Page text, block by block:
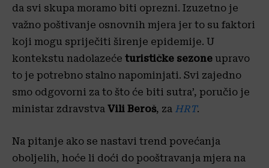
da svi skupa moramo biti oprezni. Izuzetno je
važno poštivanje osnovnih mjera jer to su faktori
koji mogu spriječiti širenje epidemije. U
kontekstu nadolazeće turističke sezone upravo
to je potrebno stalno napominjati. Svi zajedno
smo odgovorni za to što će biti sutra’, poručio je
ministar zdravstva Vili Beroš, za HRT.
Na pitanje ako se nastavi trend povećanja
oboljelih, hoće li doći do pooštravanja mjera na